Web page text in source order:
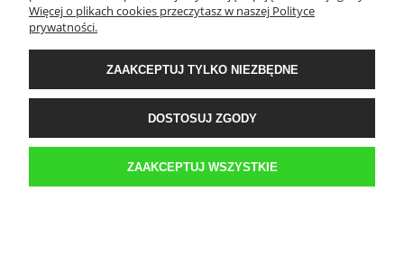
INFORMACJE
O NAS
Sklep internetowy Kwestia-Gustu | WGRO S.A. Hala K 3 boks 42 | ul.
Franowo 1, 61-302 Poznań |biuro@kwestia-gustu.pl|579 058 158| NIP:
Więcej o plikach cookies przeczytasz w naszej Polityce
prywatności.
ZAAKCEPTUJ TYLKO NIEZBĘDNE
DOSTOSUJ ZGODY
ZAAKCEPTUJ WSZYSTKIE